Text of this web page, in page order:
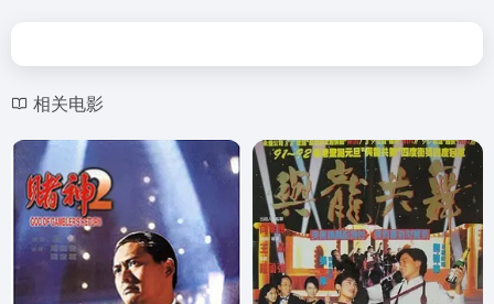
相关电影